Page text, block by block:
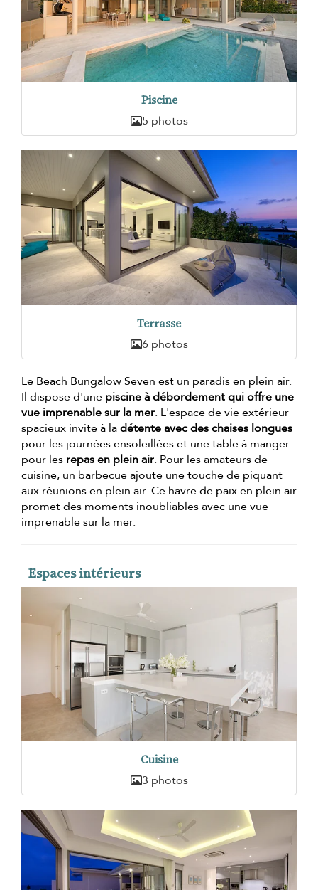
Piscine
5 photos
Terrasse
6 photos
Le Beach Bungalow Seven est un paradis en plein air.
Il dispose d'une piscine à débordement qui offre une
vue imprenable sur la mer. L'espace de vie extérieur
spacieux invite à ladétente avec des chaises longues
pour les journées ensoleillées et une table à manger
pour les repas en plein air. Pour les amateurs de
cuisine, un barbecue ajoute une touche de piquant
aux réunions en plein air. Ce havre de paix en plein air
promet des moments inoubliables avec une vue
imprenable sur la mer.
Espaces intérieurs
Cuisine
3 photos